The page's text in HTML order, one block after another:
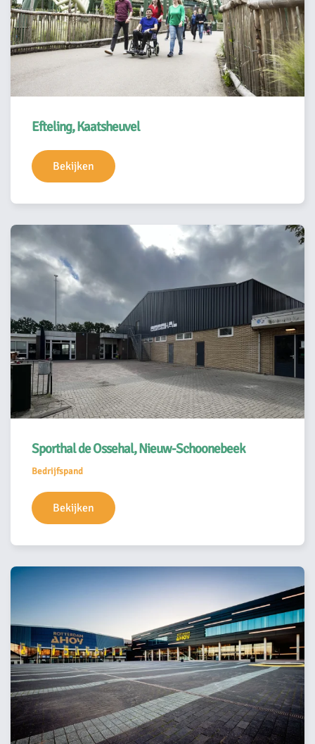
Efteling, Kaatsheuvel
Bekijken
Sporthal de Ossehal, Nieuw-Schoonebeek
Bedrijfspand
Bekijken